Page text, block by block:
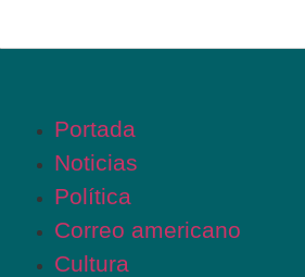
Portada
Noticias
Política
Correo americano
Cultura